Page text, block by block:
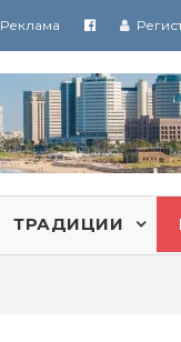
Реклама
ТРАДИЦИИ